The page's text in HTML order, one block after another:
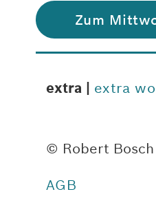
Zum
extra | extra
© Robert Bosch
AGB